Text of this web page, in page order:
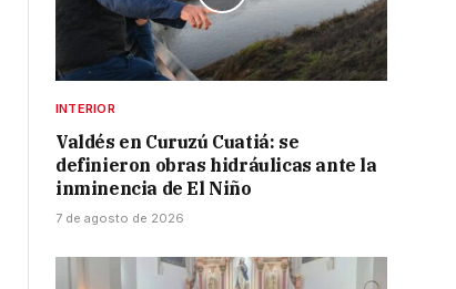
INTERIOR
Valdés en Curuzú Cuatiá: se
definieron obras hidráulicas ante la
inminencia de El Niño
7 de agosto de 2026